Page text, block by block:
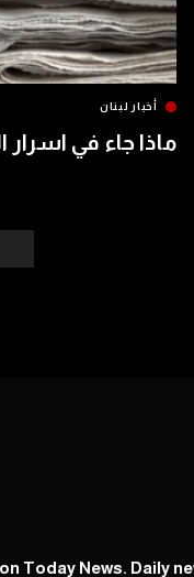
أخبار لبنان
ماذا جاء في اسرار
Today News. Daily